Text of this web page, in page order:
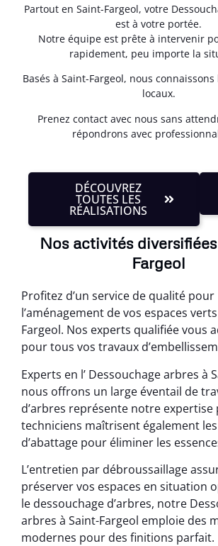
Partout en Saint-Fargeol, votre
est à votre portée.
Notre équipe est prête à intervenir
rapidement, peu importe la
Basés à Saint-Fargeol, nous
locaux.
Prenez contact avec nous sans
répondrons avec
DÉCOUVREZ
TOUTES LES
RÉALISATIONS
Nos activités
Fargeol
Profitez d’un service de qualité pour
l’aménagement de vos espaces
Fargeol. Nos experts qualifiée vous
pour tous vos travaux
Experts en l’ Dessouchage arbres à
nous offrons un large éventail de
d’arbres représente notre expertise
techniciens maîtrisent également
d’abattage pour éliminer les
L’entretien par débroussaillage
préserver vos espaces en situation
le dessouchage d’arbres, notre
arbres à Saint-Fargeol emploie des
modernes pour des finitions parfait.